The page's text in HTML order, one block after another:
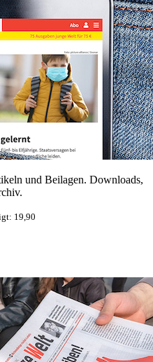
und Beilagen. Downloads,
19,90